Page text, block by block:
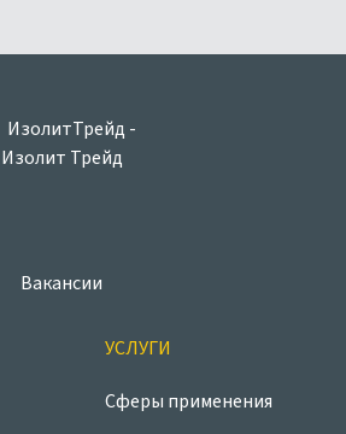
Вакансии
УСЛУГИ
Сферы применения